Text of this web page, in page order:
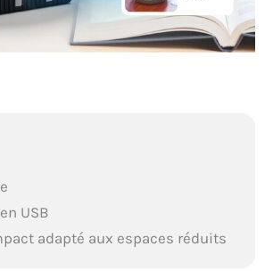
USB
adapté aux espaces réduits